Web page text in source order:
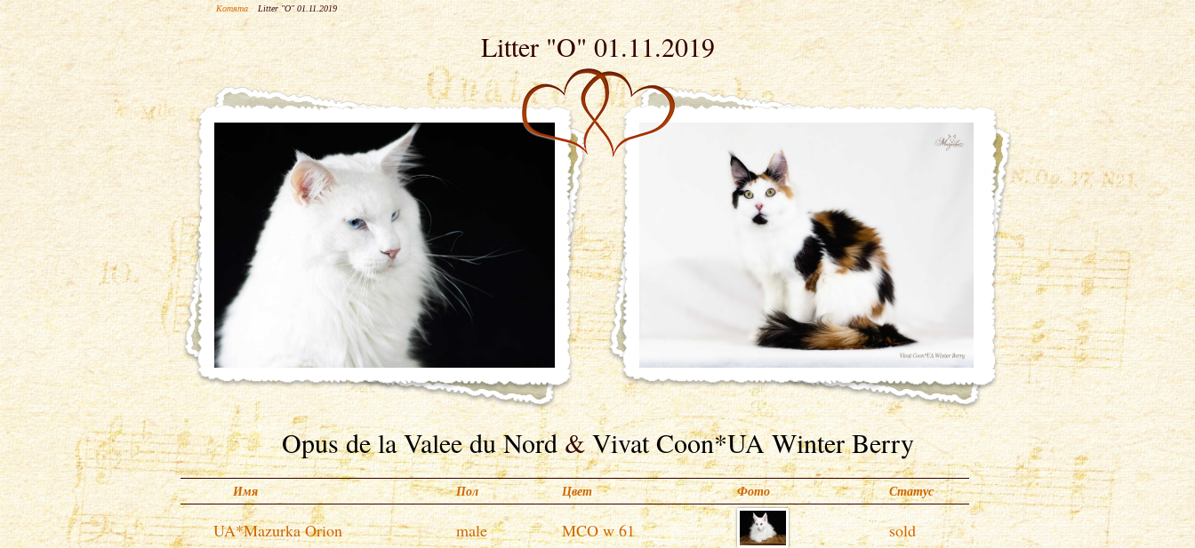
Котята Litter "O" 01.11.2019
Litter "O" 01.11.2019
Opus de la Valee du Nord&Vivat Coon*UA Winter Berry
Имя Пол Цвет Фото Статус
UA*Mazurka Orion male MCO w 61 sold